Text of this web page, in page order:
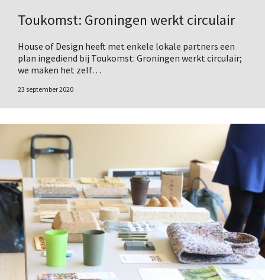
Toukomst: Groningen werkt circulair
House of Design heeft met enkele lokale partners een
plan ingediend bij Toukomst: Groningen werkt circulair;
we maken het zelf…
23 september 2020